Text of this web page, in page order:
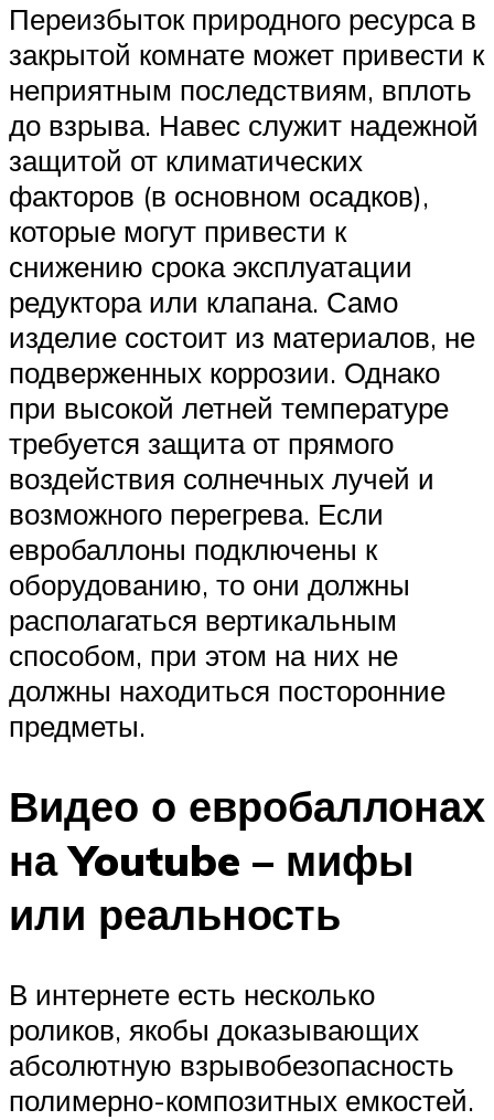
Переизбыток природного ресурса в
закрытой комнате может привести к
неприятным последствиям, вплоть
до взрыва. Навес служит надежной
защитой от климатических
факторов (в основном осадков),
которые могут привести к
снижению срока эксплуатации
редуктора или клапана. Само
изделие состоит из материалов, не
подверженных коррозии. Однако
при высокой летней температуре
требуется защита от прямого
воздействия солнечных лучей и
возможного перегрева. Если
евробаллоны подключены к
оборудованию, то они должны
располагаться вертикальным
способом, при этом на них не
должны находиться посторонние
предметы.
Видео о евробаллонах
на Youtube – мифы
или реальность
В интернете есть несколько
роликов, якобы доказывающих
абсолютную взрывобезопасность
полимерно-композитных емкостей.